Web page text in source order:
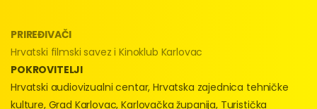
PRIREĐIVAČI
Hrvatski filmski savez i Kinoklub Karlovac
POKROVITELJI
Hrvatski audiovizualni centar, Hrvatska zajednica tehničke
kulture, Grad Karlovac, Karlovačka županija, Turistička